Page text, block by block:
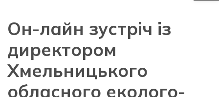
Он-лайн зустріч із
директором
Хмельницького
обласного еколого-